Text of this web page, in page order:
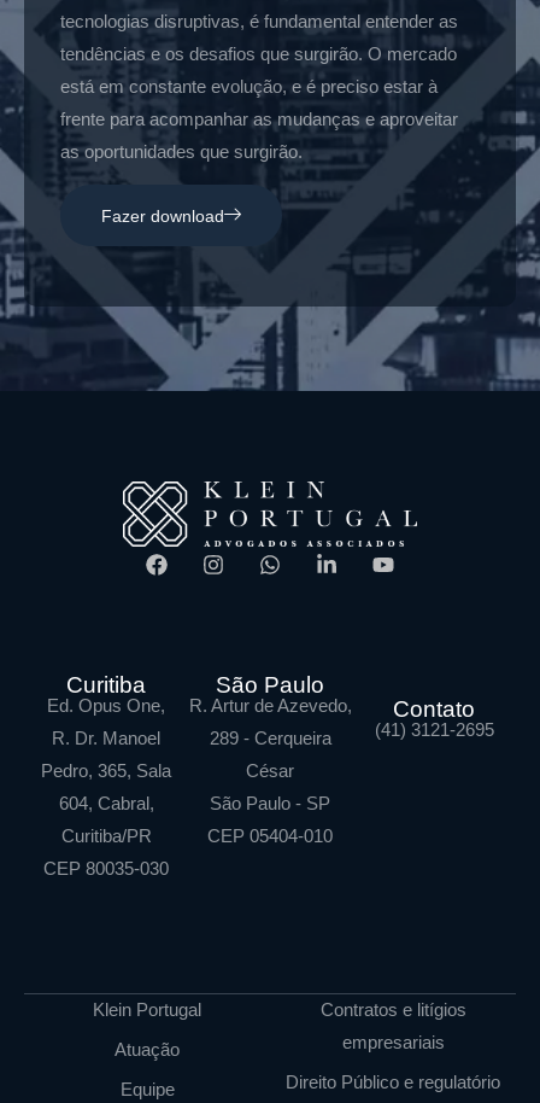
tecnologias disruptivas, é fundamental entender as
tendências e os desafios que surgirão. O mercado
está em constante evolução, e é preciso estar à
frente para acompanhar as mudanças e aproveitar
as oportunidades que surgirão.
Fazer download
Curitiba
Ed. Opus One,
R. Dr. Manoel
Pedro, 365, Sala
604, Cabral,
Curitiba/PR
CEP 80035-030
São Paulo
R. Artur de Azevedo,
289 - Cerqueira
César
São Paulo - SP
CEP 05404-010
Contato
(41) 3121-2695
Klein Portugal
Atuação
Equipe
Contratos e litígios
empresariais
Direito Público e regulatório